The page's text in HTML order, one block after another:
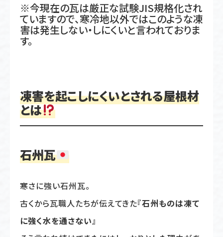
※今現在の瓦は厳正な試験JIS規格化され
ていますので、寒冷地以外ではこのような凍
害は発生しない・しにくいと言われておりま
す。
凍害を起こしにくいとされる屋根材
とは
石州瓦
寒さに強い石州瓦。
古くから瓦職人たちが伝えてきた『石州ものは凍て
に強く水を通さない』